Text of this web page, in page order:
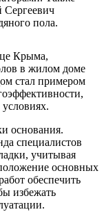
Сергеевич
пола.
Крыма,
в жилом доме
стал примером
основания.
специалистов
учитывая
основных
обеспечить
избежать